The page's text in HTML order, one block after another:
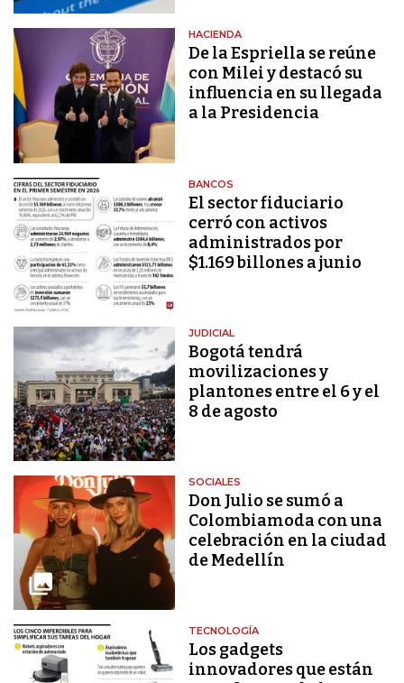
HACIENDA
De la Espriella se reúne
con Milei y destacó su
influencia en su llegada
a la Presidencia
BANCOS
El sector fiduciario
cerró con activos
administrados por
$1.169 billones a junio
JUDICIAL
Bogotá tendrá
movilizaciones y
plantones entre el 6 y el
8 de agosto
SOCIALES
Don Julio se sumó a
Colombiamoda con una
celebración en la ciudad
de Medellín
TECNOLOGÍA
Los gadgets
innovadores que están